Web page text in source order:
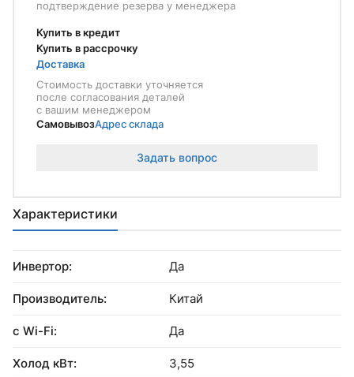
Характеристики
Инвертор: Да
Производитель: Китай
с Wi-Fi: Да
Холод кВт: 3,55
подтверждение резерва у менеджера
Купить в кредит
Купить в рассрочку
Доставка
Стоимость доставки уточняется
после согласования деталей
с вашим менеджером
СамовывозАдрес склада
Задать вопрос